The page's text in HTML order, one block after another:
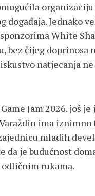
događaja. Jednako
White
bez čijeg doprinosa
natjecanja
Jam 2026. još
Varaždin ima
mladih
da je budućnost
rukama.